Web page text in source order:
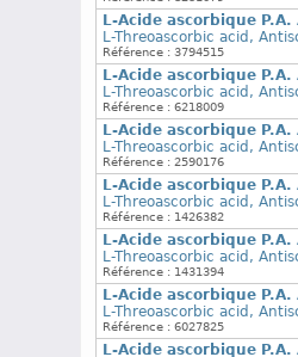
L-Acide ascorbique P.A.
L-Threoascorbic acid,
Référence : 3794515
L-Acide ascorbique P.A.
L-Threoascorbic acid,
Référence : 6218009
L-Acide ascorbique P.A.
L-Threoascorbic acid,
Référence : 2590176
L-Acide ascorbique P.A.
L-Threoascorbic acid,
Référence : 1426382
L-Acide ascorbique P.A.
L-Threoascorbic acid,
Référence : 1431394
L-Acide ascorbique P.A.
L-Threoascorbic acid,
Référence : 6027825
L-Acide ascorbique P.A.